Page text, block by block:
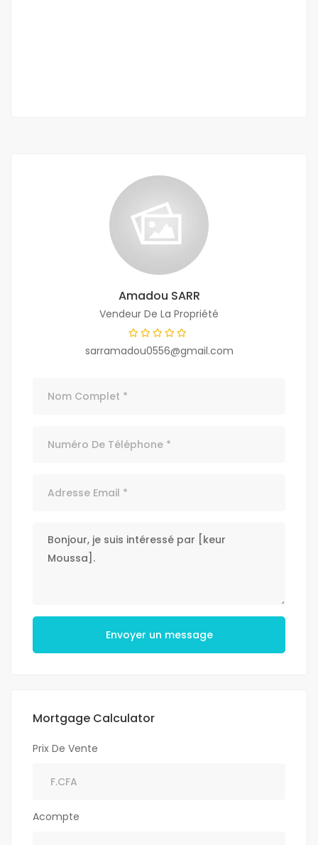
Amadou SARR
Vendeur De La Propriété
sarramadou0556@gmail.com
Envoyer un message
Mortgage Calculator
Prix De Vente
Acompte